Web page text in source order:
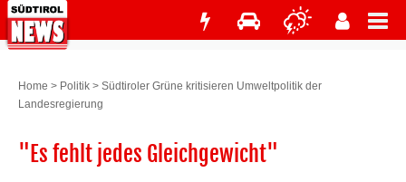
Home > Politik > Südtiroler Grüne kritisieren Umweltpolitik der
Landesregierung
"Es fehlt jedes Gleichgewicht"